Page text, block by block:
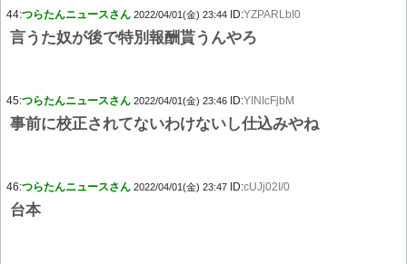
44:つらたんニュースさん 2022/04/01(金) 23:44 ID:YZPARLbI0
言うた奴が後で特別報酬貰うんやろ
45:つらたんニュースさん 2022/04/01(金) 23:46 ID:YINIcFjbM
事前に校正されてないわけないし仕込みやね
46:つらたんニュースさん 2022/04/01(金) 23:47 ID:cUJj02I/0
台本